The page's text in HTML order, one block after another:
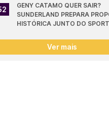
GENY CATAMO QUER SAIR?
SUNDERLAND PREPARA
HISTÓRICA JUNTO DO
Ver mais